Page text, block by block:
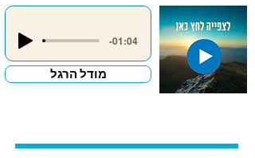
-01:04
מודל הרגל